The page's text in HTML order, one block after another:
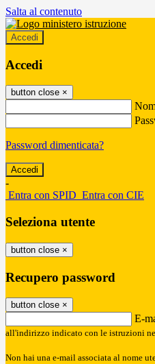
Salta al contenuto
Accedi
Accedi
button close ×
Password dimenticata?
-
Entra con SPID Entra con CIE
Seleziona utente
button close ×
Recupero password
button close ×
E-
all'indirizzo indicato con le istruzioni
Non hai una e-mail associata al nome